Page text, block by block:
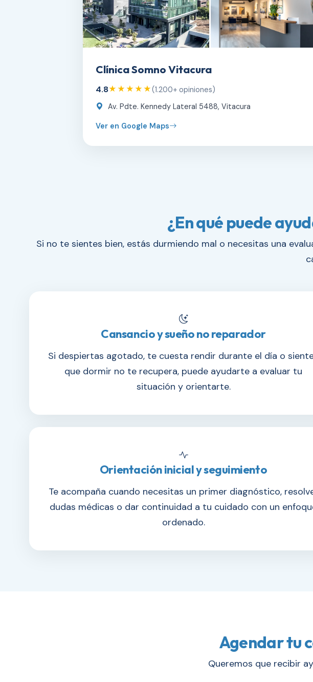
Clínica Somno Vitacura
4.8★★★★★(1.200+ opiniones)
Av. Pdte. Kennedy Lateral 5488, Vitacura
Ver en Google Maps
¿En qué puede
Si no te sientes bien, estás durmiendo mal o necesitas una
Cansancio y sueño no reparador
Si despiertas agotado, te cuesta rendir durante el día o
que dormir no te recupera, puede ayudarte a evaluar tu
situación y orientarte.
Orientación inicial y seguimiento
Te acompaña cuando necesitas un primer diagnóstico,
dudas médicas o dar continuidad a tu cuidado con un
ordenado.
Agendar tu
Queremos que recibir